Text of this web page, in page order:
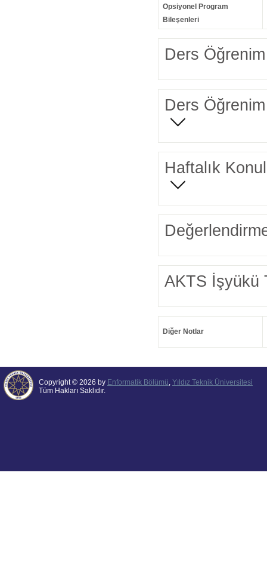
Opsiyonel Program
Bileşenleri
Ders Öğrenim
Ders Öğrenim
Haftalık
AKTS İşyükü
Diğer Notlar
Copyright © 2026 by Enformatik Bölümü, Yıldız Teknik Üniversitesi
Tüm Hakları Saklıdır.